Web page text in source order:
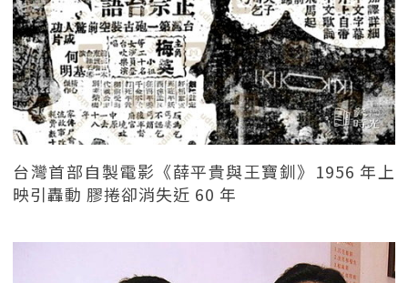
台灣首部自製電影《薛平貴與王寶釧》1956 年上
映引轟動 膠捲卻消失近 60 年